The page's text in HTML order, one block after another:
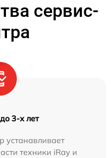
сервис-
3-х лет
устанавливает
техники iRay и